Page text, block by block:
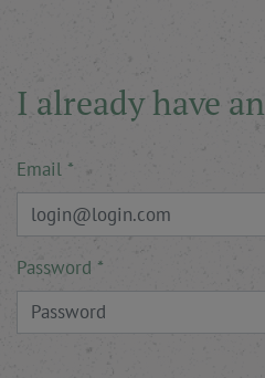
I already have
Email
Password